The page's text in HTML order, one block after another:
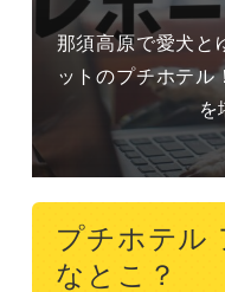
那須高原で愛犬と
ットのプチホテル
プチホテル
なとこ？